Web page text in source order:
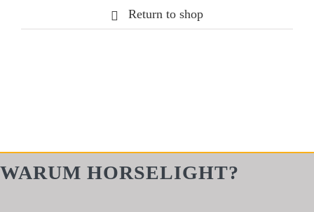
Return to shop
WARUM HORSELIGHT?